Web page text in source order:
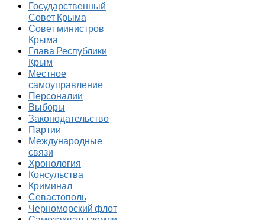
Государственный
Совет Крыма
Совет министров
Крыма
Глава Республики
Крым
Местное
самоуправление
Персоналии
Выборы
Законодательство
Партии
Международные
связи
Хронология
Консульства
Криминал
Севастополь
Черноморский флот